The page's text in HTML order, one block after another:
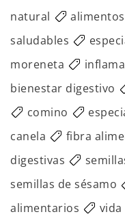
natural
saludables
moreneta
bienestar digestivo
comino
canela
fibra
digestivas
semillas de sésamo
alimentarios
vida